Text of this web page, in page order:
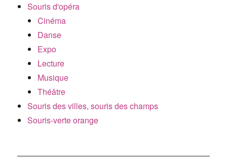
Souris d'opéra
Cinéma
Danse
Expo
Lecture
Musique
Théâtre
Souris des villes, souris des champs
Souris-verte orange